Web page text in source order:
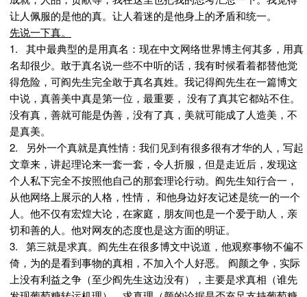
让人佩服的是他的真。让人着迷的是他身上的矛盾和统一。
先说一下真。
1. 其中最典型的是用真名：现在中文网络世界博主何其多，用真
名却很少。敢于真名说一些不中听的话，我有时候看着都替他觉
得危险，可阎先生完全敢于真名真姓。我记得阎先生在一篇博文
中说，真善美中真是第一位，最重要， 没有了真其它都站不住。
没有真，善就可能是伪善，没有了真，美就可能成了人造美，不
是真美。
2. 另外一个真就是真性情：我们见到有很多很有才华的人，写起
文章来，讲起理论来一套一套，令人折服，但是走近后，发现这
个人私下完全不按照他自己的那套理论行动。阎先生知行合一，
从他网络上展示的人格，性情， 和他身边好友记述是统一的一个
人。他不仅有宏煌大论，在家庭，朋友间也是一个爱于助人，亲
切和善的人。他对网友的态度也是这方面的明证。
3. 第三就是求真。阎先生在很多博文中说道，他观察事物不偏不
倚，为的是看到事物的真相，不加入个人好恶。 阎颜之争，实际
上没有利益之争（至少阎先生这边没有），主要是求真相（谁先